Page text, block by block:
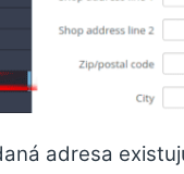
adresa